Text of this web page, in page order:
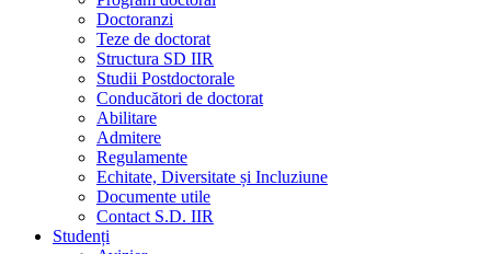
Doctoranzi
Teze de doctorat
Structura SD IIR
Studii Postdoctorale
Conducători de doctorat
Abilitare
Admitere
Regulamente
Echitate, Diversitate și Incluziune
Documente utile
Contact S.D. IIR
Studenți